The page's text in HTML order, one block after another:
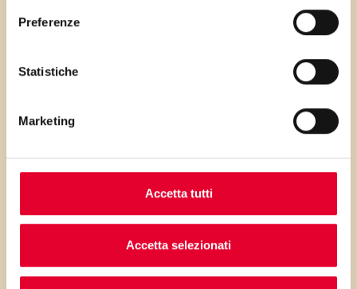
Preferenze
Statistiche
Marketing
Accetta tutti
Accetta selezionati
PRIMA GLI
INGREDIENTI
...poi clicca sui numeri a lato per scorrere
i passaggi della ricetta.